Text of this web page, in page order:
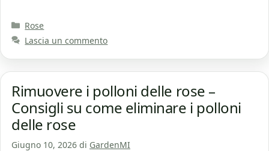
Categorie
Rose
Lascia un commento
Rimuovere i polloni delle rose –
Consigli su come eliminare i polloni
delle rose
Giugno 10, 2026 di GardenMI